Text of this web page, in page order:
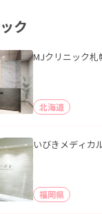
ク
MJクリニック札
北海道
いびきメディカ
福岡県